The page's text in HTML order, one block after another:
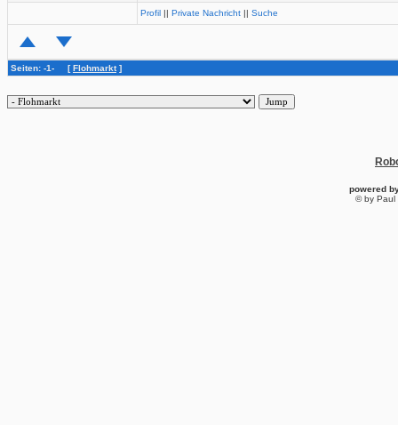
Profil || Private Nachricht || Suche
Seiten: -1- [Flohmarkt]
powered
© by Paul